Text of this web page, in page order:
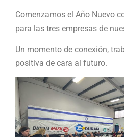
Comenzamos el Año Nuevo
para las tres empresas de
Un momento de conexión,
positiva de cara al futuro.